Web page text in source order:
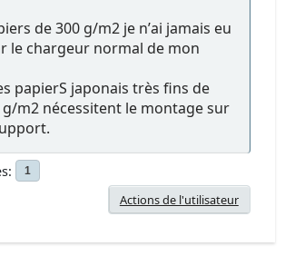
de 300 g/m2 je nʼai jamais eu
le chargeur normal de mon
papierS japonais très fins de
g/m2 nécessitent le montage sur
1
Actions de l'utilisateur